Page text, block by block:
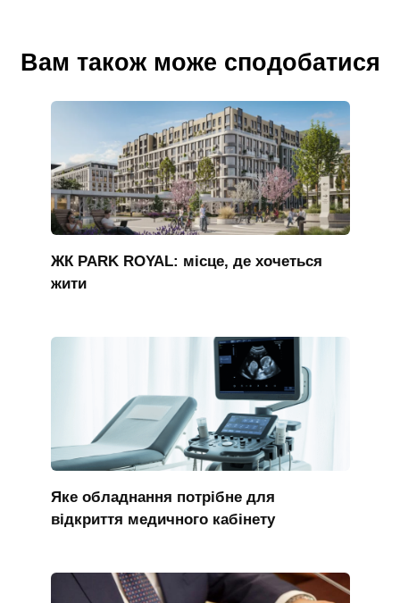
Вам також може сподобатися
ЖК PARK ROYAL: місце, де хочеться
жити
Яке обладнання потрібне для
відкриття медичного кабінету